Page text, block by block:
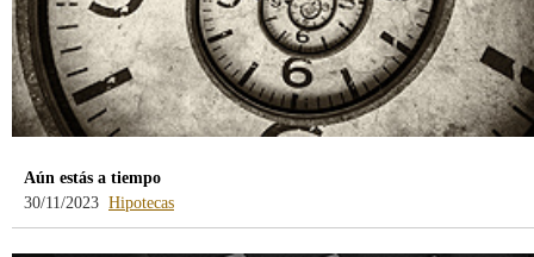
Aún estás a tiempo
30/11/2023 Hipotecas-
blog